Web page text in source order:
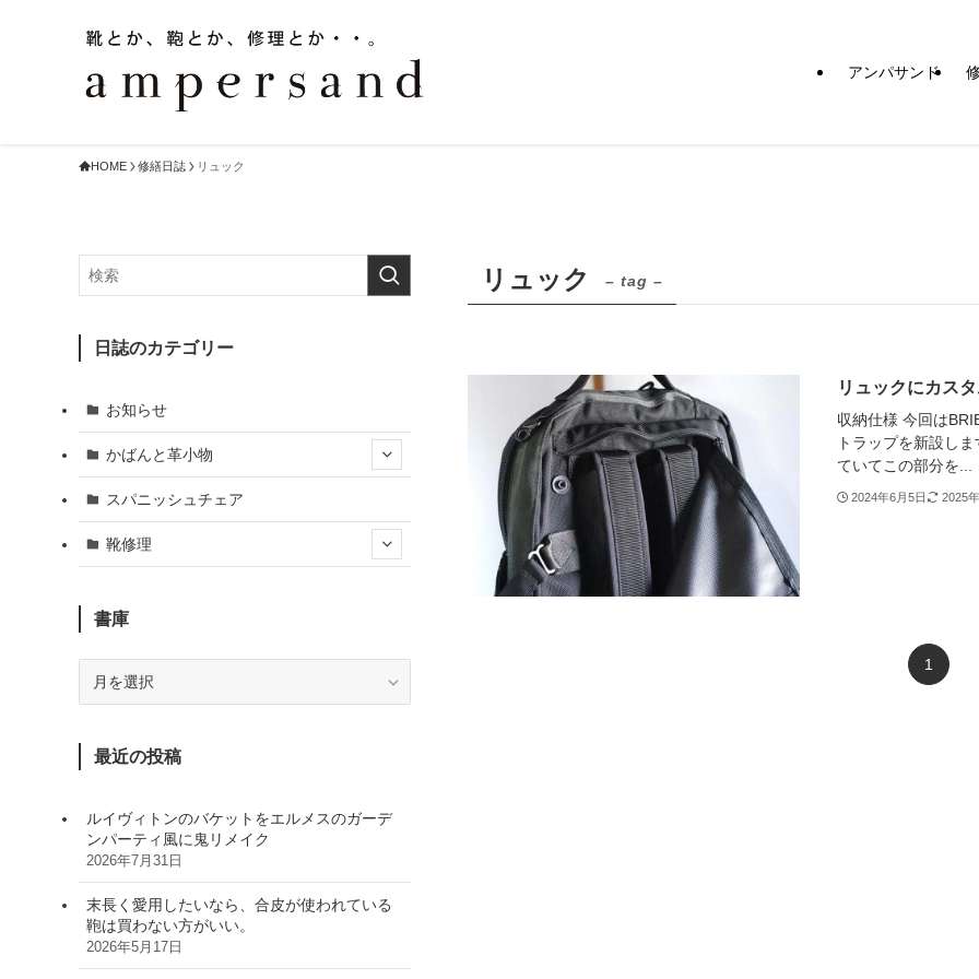
アンパサンド
HOME 修繕日誌 リュック
リュック – tag –
リュックにカス
収納仕様 今回は
トラップを新設し
ていてこの部分を...
2024年6月5日 2025
1
日誌のカテゴリー
お知らせ
かばんと革小物
スパニッシュチェア
靴修理
書庫
最近の投稿
ルイヴィトンのバケットをエルメスのガーデ
ンパーティ風に鬼リメイク
2026年7月31日
末長く愛用したいなら、合皮が使われている
鞄は買わない方がいい。
2026年5月17日